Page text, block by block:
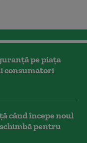
pe piața
consumatori
când începe noul
pentru